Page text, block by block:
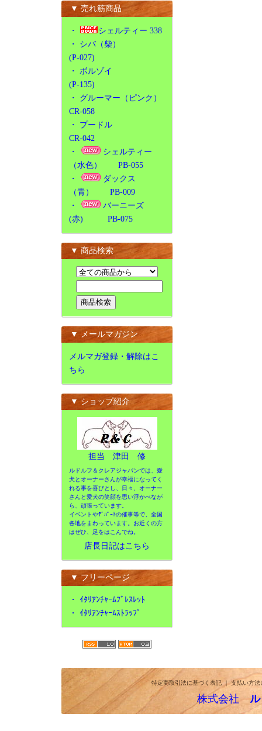
▼ 売れ筋商品
・
シェルティー 338
・ シバ（柴）
(P-027)
・ ボルゾイ
(P-135)
・ グルーマー（ピンク）
CR-058
・ プードル
CR-042
・
シェルティー
（水色） PB-055
・
ダックス
（青） PB-009
・
バーニーズ
(赤) PB-075
▼ 商品検索
▼ メールマガジン
メルマガ登録・解除はこ
ちら
▼ ショップ紹介
担当 津田 修
ルドルフ＆クレアジャパンでは、愛
犬とオーナーさんが幸福になってく
れる事を喜びとし、日々、オーナー
さんと愛犬の笑顔を思い浮かべなが
ら、頑張っています。
イベントやﾃﾞﾊﾟｰﾄの催事等で、全国
各地をまわっています。お近くの方
はぜひ、足をはこんでね。
店長日記はこちら
▼ フリーページ
・ ｲﾀﾘｱﾝﾁｬｰﾑﾌﾞﾚｽﾚｯﾄ
・ ｲﾀﾘｱﾝﾁｬｰﾑｽﾄﾗｯﾌﾟ
特定商取引法に基づく表記｜支払い方法
株式会社